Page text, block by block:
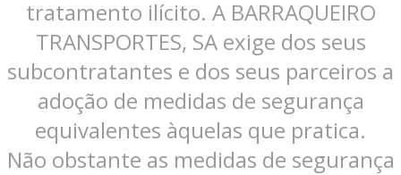
tratamento ilícito. A BARRAQUEIRO
TRANSPORTES, SA exige dos seus
subcontratantes e dos seus parceiros a
adoção de medidas de segurança
equivalentes àquelas que pratica.
Não obstante as medidas de segurança